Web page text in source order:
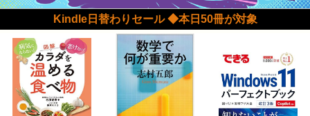
Kindle日替わりセール ◆本日50冊が対象